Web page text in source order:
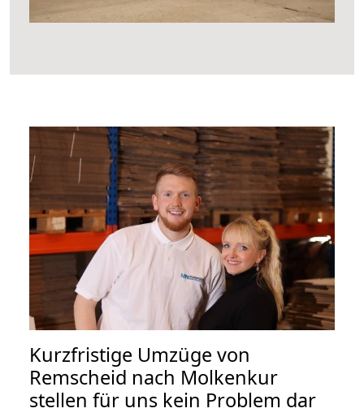
Kurzfristige Umzüge von
Remscheid nach Molkenkur
stellen für uns kein Problem dar